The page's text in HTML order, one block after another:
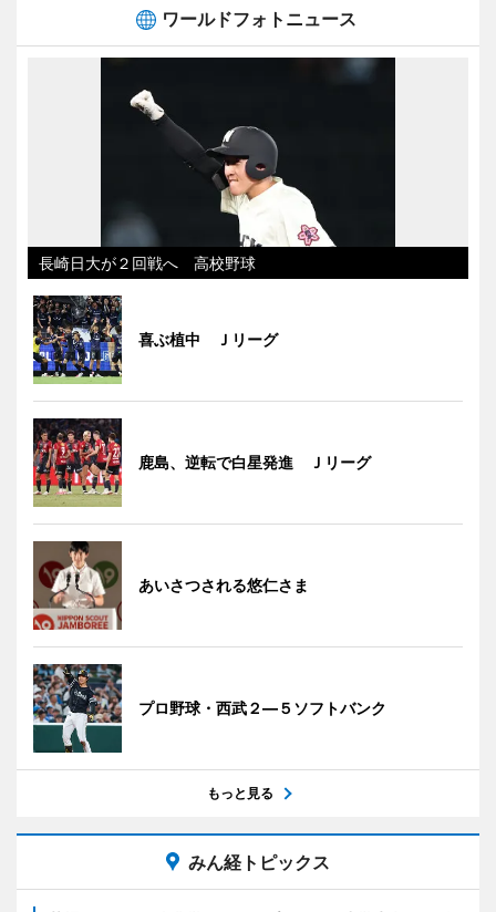
ワールドフォトニュース
長崎日大が２回戦へ 高校野球
喜ぶ植中 Ｊリーグ
鹿島、逆転で白星発進 Ｊリーグ
あいさつされる悠仁さま
プロ野球・西武２―５ソフトバンク
もっと見る
みん経トピックス